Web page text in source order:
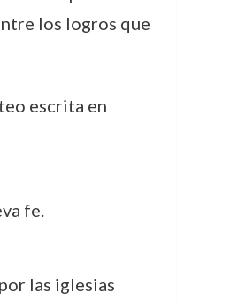
los logros que
escrita en
fe.
las iglesias